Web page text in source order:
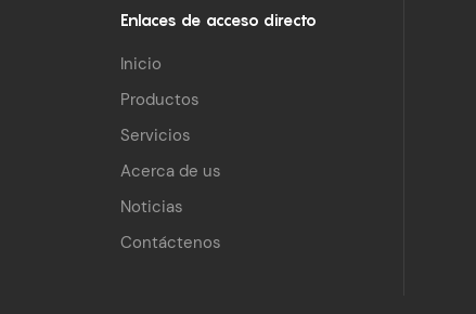
Enlaces de acceso directo
Inicio
Productos
Servicios
Acerca de us
Noticias
Contáctenos